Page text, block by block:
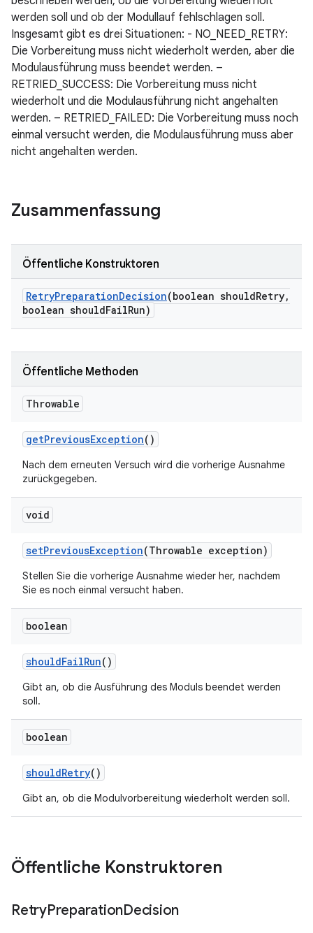
werden soll und ob der Modullauf fehlschlagen soll.
Insgesamt gibt es drei Situationen: - NO_NEED_RETRY:
Die Vorbereitung muss nicht wiederholt werden, aber die
Modulausführung muss beendet werden. –
RETRIED_SUCCESS: Die Vorbereitung muss nicht
wiederholt und die Modulausführung nicht angehalten
werden. – RETRIED_FAILED: Die Vorbereitung muss noch
einmal versucht werden, die Modulausführung muss aber
nicht angehalten werden.
Zusammenfassung
Öffentliche Konstruktoren
RetryPreparationDecision(boolean shouldRetry,
boolean shouldFailRun)
Öffentliche Methoden
Throwable
getPreviousException()
Nach dem erneuten Versuch wird die vorherige Ausnahme
zurückgegeben.
void
setPreviousException(Throwable exception)
Stellen Sie die vorherige Ausnahme wieder her, nachdem
Sie es noch einmal versucht haben.
boolean
shouldFailRun()
Gibt an, ob die Ausführung des Moduls beendet werden
soll.
boolean
shouldRetry()
Gibt an, ob die Modulvorbereitung wiederholt werden soll.
Öffentliche Konstruktoren
RetryPreparationDecision